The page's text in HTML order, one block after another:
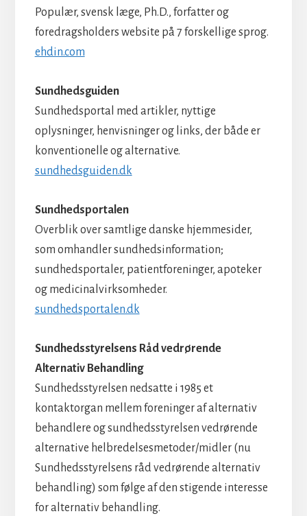
Populær, svensk læge, Ph.D., forfatter og
foredragsholders website på 7 forskellige sprog.
ehdin.com
Sundhedsguiden
Sundhedsportal med artikler, nyttige
oplysninger, henvisninger og links, der både er
konventionelle og alternative.
sundhedsguiden.dk
Sundhedsportalen
Overblik over samtlige danske hjemmesider,
som omhandler sundhedsinformation;
sundhedsportaler, patientforeninger, apoteker
og medicinalvirksomheder.
sundhedsportalen.dk
Sundhedsstyrelsens Råd vedrørende
Alternativ Behandling
Sundhedsstyrelsen nedsatte i 1985 et
kontaktorgan mellem foreninger af alternativ
behandlere og sundhedsstyrelsen vedrørende
alternative helbredelsesmetoder/midler (nu
Sundhedsstyrelsens råd vedrørende alternativ
behandling) som følge af den stigende interesse
for alternativ behandling.